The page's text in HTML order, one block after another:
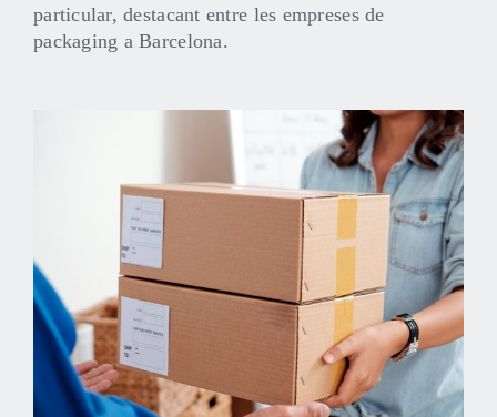
particular, destacant entre les empreses de
packaging a Barcelona.​